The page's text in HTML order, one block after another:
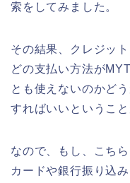
索をしてみました。
その結果、クレジッ
どの支払い方法が
とも使えないのかど
すればいいということ
なので、もし、こち
カードや銀行振り込